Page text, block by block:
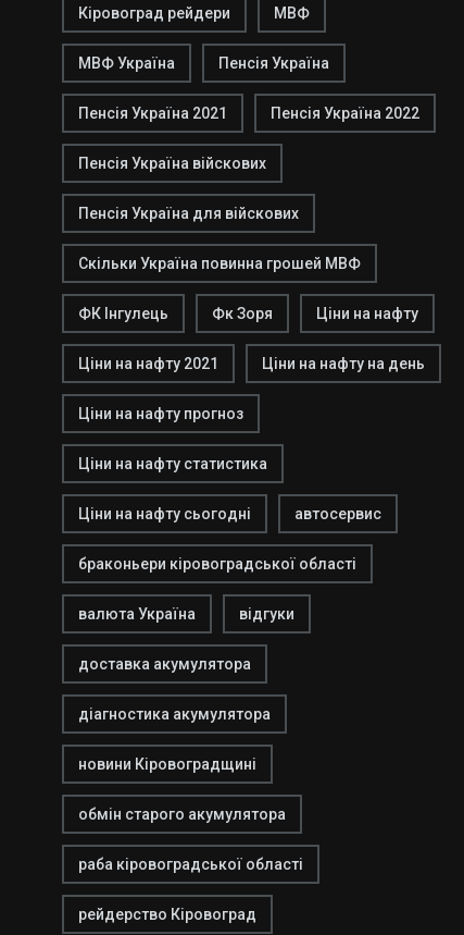
Кіровоград рейдери МВФ
МВФ Україна Пенсія Україна
Пенсія Україна 2021 Пенсія Україна 2022
Пенсія Україна війскових
Пенсія Україна для війскових
Скільки Україна повинна грошей МВФ
ФК Інгулець Фк Зоря Ціни на нафту
Ціни на нафту 2021 Ціни на нафту на день
Ціни на нафту прогноз
Ціни на нафту статистика
Ціни на нафту сьогодні автосервис
браконьери кіровоградської області
валюта Україна відгуки
доставка акумулятора
діагностика акумулятора
новини Кіровоградщині
обмін старого акумулятора
раба кіровоградської області
рейдерство Кіровоград